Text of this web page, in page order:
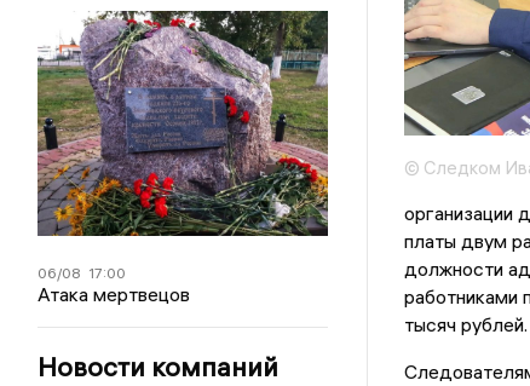
06/08 17:00
Атака мертвецов
Новости компаний
© Следком
организации
платы двум
должности
работниками
тысяч рублей.